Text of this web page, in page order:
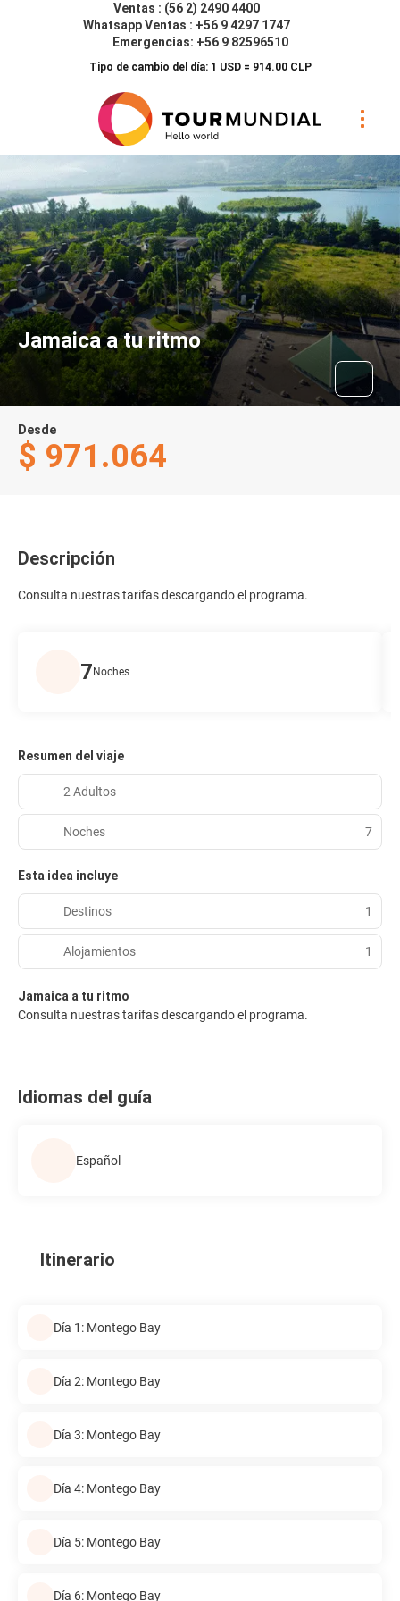
Ventas : (56 2) 2490 4400
Whatsapp Ventas : +56 9 4297 1747
Emergencias: +56 9 82596510
Tipo de cambio del día: 1 USD = 914.00 CLP
Jamaica a tu ritmo
Desde
$ 971.064
Descripción
Consulta nuestras tarifas descargando el programa.
7 Noches
Resumen del viaje
2 Adultos
Noches 7
Esta idea incluye
Destinos 1
Alojamientos 1
Jamaica a tu ritmo
Consulta nuestras tarifas descargando el programa.
Idiomas del guía
Español
Itinerario
Día 1: Montego Bay
Día 2: Montego Bay
Día 3: Montego Bay
Día 4: Montego Bay
Día 5: Montego Bay
Día 6: Montego Bay